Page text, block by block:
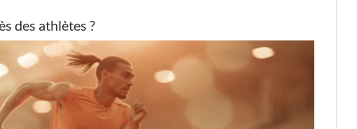
des athlètes ?